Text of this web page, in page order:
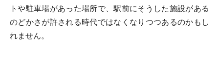
トや駐車場があった場所で、駅前にそうした施設がある
のどかさが許される時代ではなくなりつつあるのかもし
れません。